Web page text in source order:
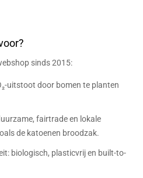
sinds 2015:
uitstoot door bomen te planten
fairtrade en lokale
de katoenen broodzak.
biologisch, plasticvrij en built-to-